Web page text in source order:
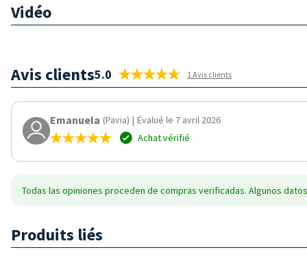
Vidéo
Avis clients5.0 1 Avis clients
Emanuela (Pavia) | Évalué le 7 avril 2026
Achat vérifié
Todas las opiniones proceden de compras verificadas. Algunos
Produits liés